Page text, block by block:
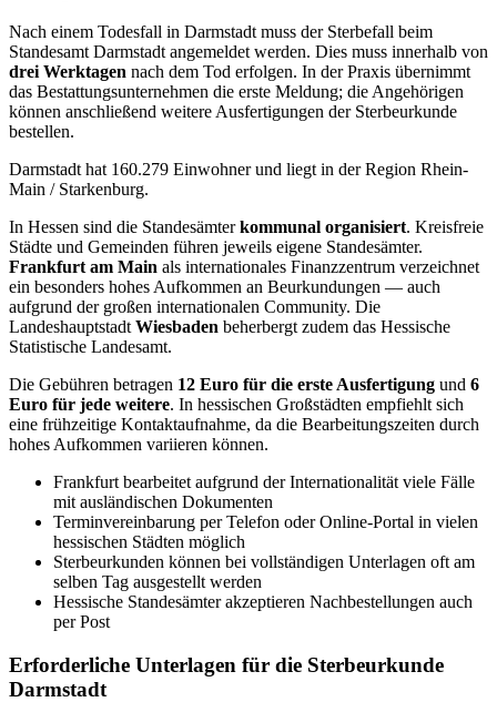
Nach einem Todesfall in Darmstadt muss der Sterbefall beim
Standesamt Darmstadt angemeldet werden. Dies muss innerhalb von
drei Werktagen nach dem Tod erfolgen. In der Praxis übernimmt
das Bestattungsunternehmen die erste Meldung; die Angehörigen
können anschließend weitere Ausfertigungen der Sterbeurkunde
bestellen.
Darmstadt hat 160.279 Einwohner und liegt in der Region Rhein-
Main / Starkenburg.
In Hessen sind die Standesämterkommunal organisiert. Kreisfreie
Städte und Gemeinden führen jeweils eigene Standesämter.
Frankfurt am Main als internationales Finanzzentrum verzeichnet
ein besonders hohes Aufkommen an Beurkundungen — auch
aufgrund der großen internationalen Community. Die
Landeshauptstadt Wiesbaden beherbergt zudem das Hessische
Statistische Landesamt.
Die Gebühren betragen 12 Euro für die erste Ausfertigung und 6
Euro für jede weitere. In hessischen Großstädten empfiehlt sich
eine frühzeitige Kontaktaufnahme, da die Bearbeitungszeiten durch
hohes Aufkommen variieren können.
Frankfurt bearbeitet aufgrund der Internationalität viele Fälle
mit ausländischen Dokumenten
Terminvereinbarung per Telefon oder Online-Portal in vielen
hessischen Städten möglich
Sterbeurkunden können bei vollständigen Unterlagen oft am
selben Tag ausgestellt werden
Hessische Standesämter akzeptieren Nachbestellungen auch
per Post
Erforderliche Unterlagen für die Sterbeurkunde
Darmstadt